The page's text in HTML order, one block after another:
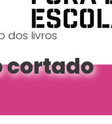
dos livros
cortado